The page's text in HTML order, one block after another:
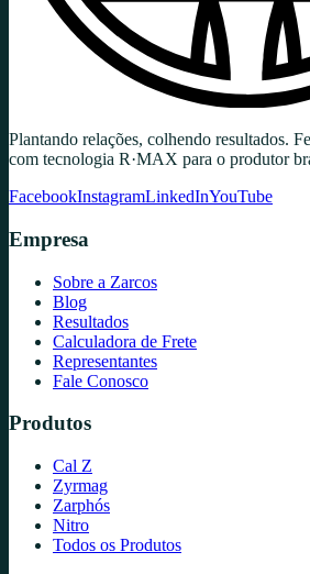
Plantando relações, colhendo resultados.
com tecnologia R·MAX para o produtor
FacebookInstagramLinkedInYouTube
Empresa
Sobre a Zarcos
Blog
Resultados
Calculadora de Frete
Representantes
Fale Conosco
Produtos
Cal Z
Zyrmag
Zarphós
Nitro
Todos os Produtos